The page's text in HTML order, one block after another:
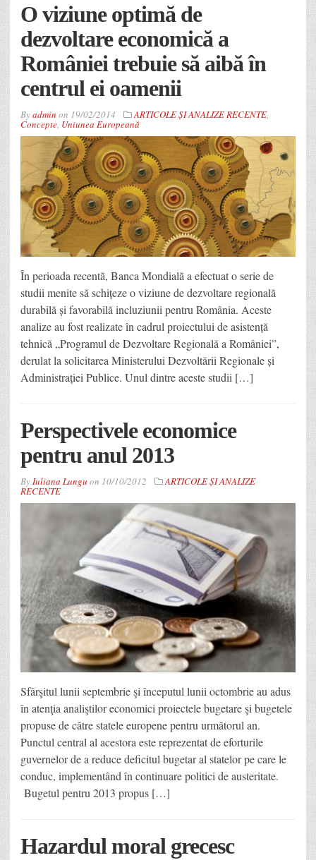
O viziune optimă de
dezvoltare economică a
României trebuie să aibă în
centrul ei oamenii
Byadmin on 19/02/2014 ARTICOLE ȘI ANALIZE RECENTE,
Concepte, Uniunea Europeană
În perioada recentă, Banca Mondială a efectuat o serie de
studii menite să schițeze o viziune de dezvoltare regională
durabilă și favorabilă incluziunii pentru România. Aceste
analize au fost realizate în cadrul proiectului de asistență
tehnică „Programul de Dezvoltare Regională a României”,
derulat la solicitarea Ministerului Dezvoltării Regionale și
Administrației Publice. Unul dintre aceste studii […]
Perspectivele economice
pentru anul 2013
ByIuliana Lungu on 10/10/2012 ARTICOLE ȘI ANALIZE
RECENTE
Sfârşitul lunii septembrie şi începutul lunii octombrie au adus
în atenţia analiştilor economici proiectele bugetare şi bugetele
propuse de către statele europene pentru următorul an.
Punctul central al acestora este reprezentat de eforturile
guvernelor de a reduce deficitul bugetar al statelor pe care le
conduc, implementând în continuare politici de austeritate.
Bugetul pentru 2013 propus […]
Hazardul moral grecesc